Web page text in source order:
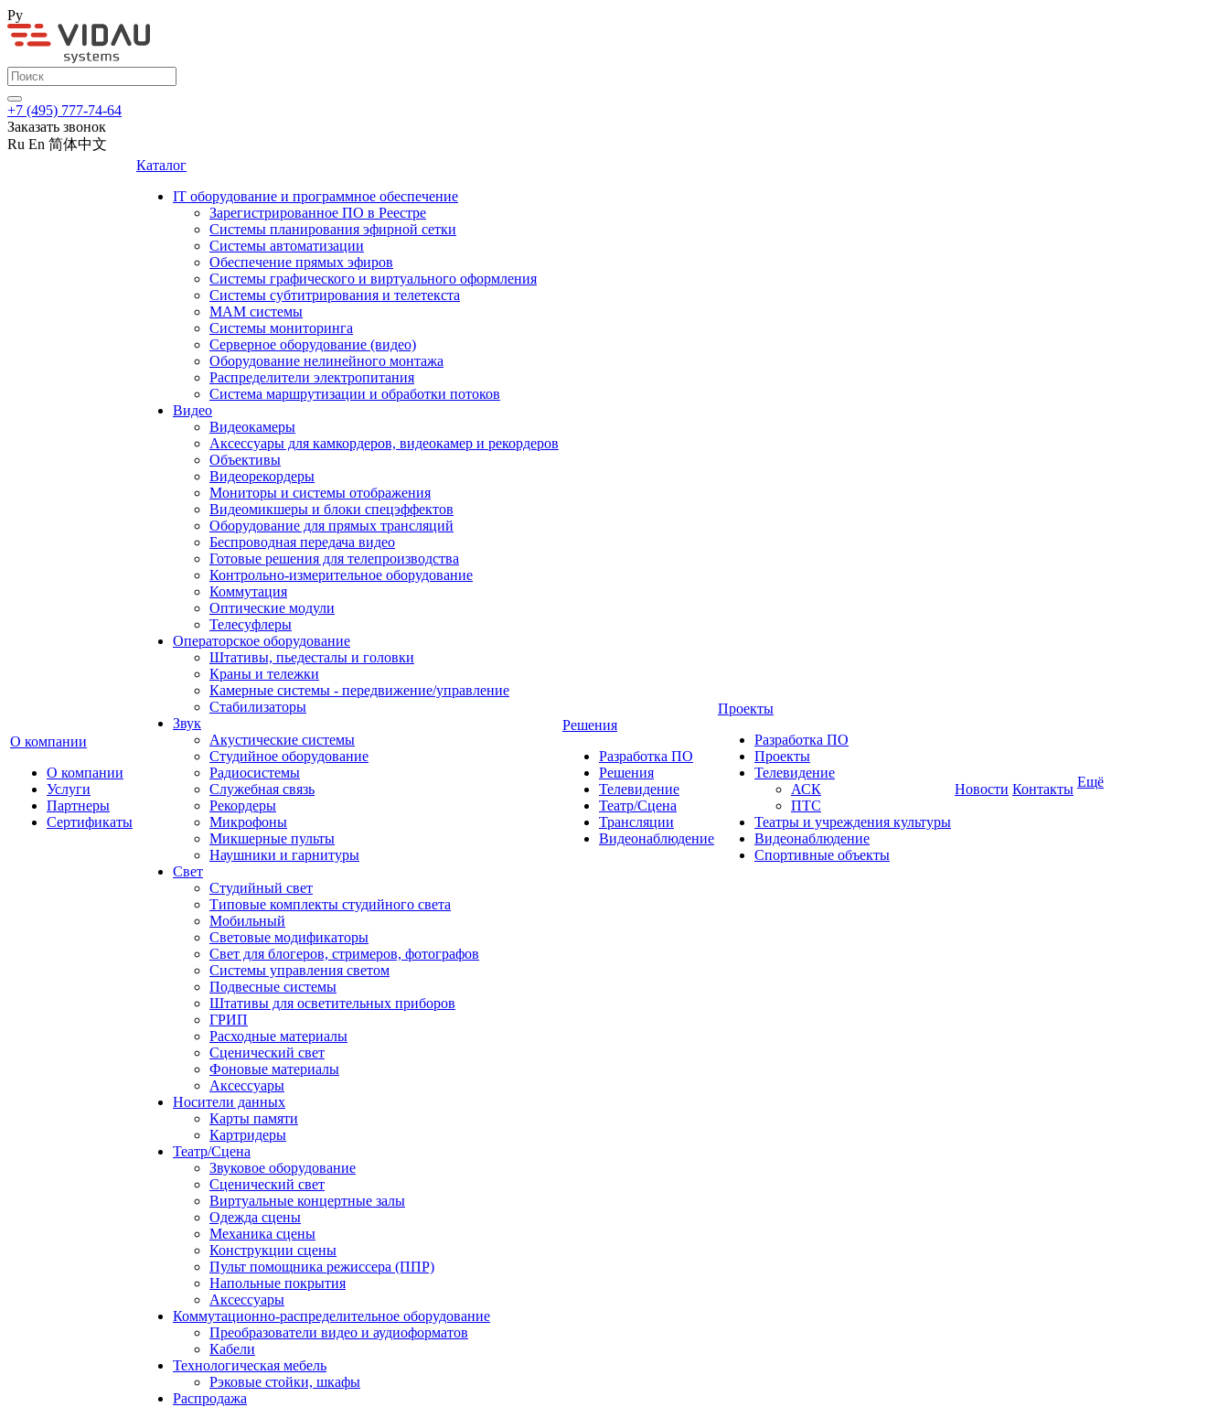
Ру
+7 (495) 777-74-64
Заказать звонок
Ru En 简体中文
О компании
О компании
Услуги
Партнеры
Сертификаты
Каталог
IT оборудование и программное обеспечение
Зарегистрированное ПО в Реестре
Системы планирования эфирной сетки
Системы автоматизации
Обеспечение прямых эфиров
Системы графического и виртуального оформления
Системы субтитрирования и телетекста
MAM системы
Системы мониторинга
Серверное оборудование (видео)
Оборудование нелинейного монтажа
Распределители электропитания
Система маршрутизации и обработки потоков
Видео
Видеокамеры
Аксессуары для камкордеров, видеокамер и рекордеров
Объективы
Видеорекордеры
Мониторы и системы отображения
Видеомикшеры и блоки спецэффектов
Оборудование для прямых трансляций
Беспроводная передача видео
Готовые решения для телепроизводства
Контрольно-измерительное оборудование
Коммутация
Оптические модули
Телесуфлеры
Операторское оборудование
Штативы, пьедесталы и головки
Краны и тележки
Камерные системы - передвижение/управление
Стабилизаторы
Звук
Акустические системы
Студийное оборудование
Радиосистемы
Служебная связь
Рекордеры
Микрофоны
Микшерные пульты
Наушники и гарнитуры
Свет
Студийный свет
Типовые комплекты студийного света
Мобильный
Световые модификаторы
Свет для блогеров, стримеров, фотографов
Системы управления светом
Подвесные системы
Штативы для осветительных приборов
ГРИП
Расходные материалы
Сценический свет
Фоновые материалы
Аксессуары
Носители данных
Карты памяти
Картридеры
Театр/Сцена
Звуковое оборудование
Сценический свет
Виртуальные концертные залы
Одежда сцены
Механика сцены
Конструкции сцены
Пульт помощника режиссера (ППР)
Напольные покрытия
Аксессуары
Коммутационно-распределительное оборудование
Преобразователи видео и аудиоформатов
Кабели
Технологическая мебель
Рэковые стойки, шкафы
Распродажа
Решения
Разработка ПО
Решения
Телевидение
Театр/Сцена
Трансляции
Видеонаблюдение
Проекты
Разработка ПО
Проекты
Телевидение
АСК
ПТС
Театры и учреждения культуры
Видеонаблюдение
Спортивные объекты
Новости Контакты Ещё